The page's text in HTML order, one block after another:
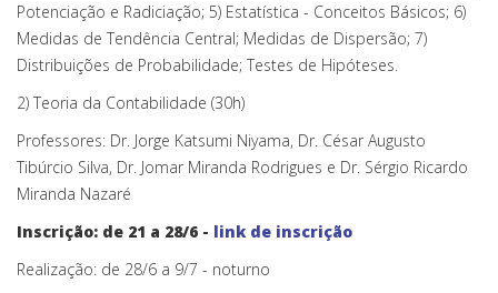
Potenciação e Radiciação; 5) Estatística - Conceitos Básicos; 6)
Medidas de Tendência Central; Medidas de Dispersão; 7)
Distribuições de Probabilidade; Testes de Hipóteses.
2) Teoria da Contabilidade (30h)
Professores: Dr. Jorge Katsumi Niyama, Dr. César Augusto
Tibúrcio Silva, Dr. Jomar Miranda Rodrigues e Dr. Sérgio Ricardo
Miranda Nazaré
Inscrição: de 21 a 28/6 - link de inscrição
Realização: de 28/6 a 9/7 - noturno